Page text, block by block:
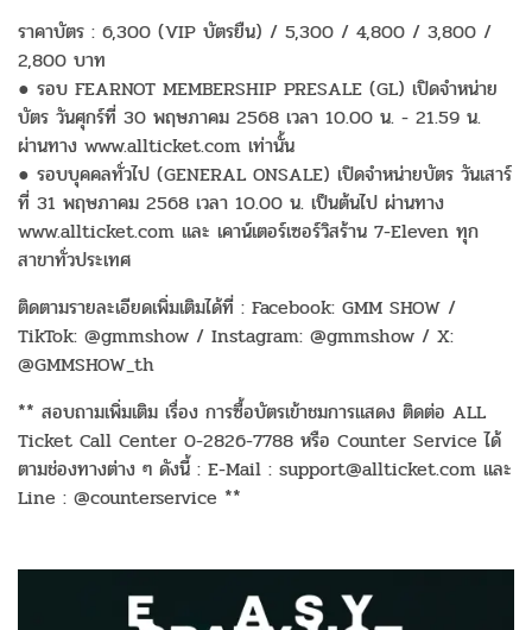
ราคาบัตร : 6,300 (VIP บัตรยืน) / 5,300 / 4,800 / 3,800 /
2,800 บาท
● รอบ FEARNOT MEMBERSHIP PRESALE (GL) เปิดจำหน่าย
บัตร วันศุกร์ที่ 30 พฤษภาคม 2568 เวลา 10.00 น. - 21.59 น.
ผ่านทาง www.allticket.com เท่านั้น
● รอบบุคคลทั่วไป (GENERAL ONSALE) เปิดจำหน่ายบัตร วันเสาร์
ที่ 31 พฤษภาคม 2568 เวลา 10.00 น. เป็นต้นไป ผ่านทาง
www.allticket.com และ เคาน์เตอร์เซอร์วิสร้าน 7-Eleven ทุก
สาขาทั่วประเทศ
ติดตามรายละเอียดเพิ่มเติมได้ที่ : Facebook: GMM SHOW /
TikTok: @gmmshow / Instagram: @gmmshow / X:
@GMMSHOW_th
** สอบถามเพิ่มเติม เรื่อง การซื้อบัตรเข้าชมการแสดง ติดต่อ ALL
Ticket Call Center 0-2826-7788 หรือ Counter Service ได้
ตามช่องทางต่าง ๆ ดังนี้ : E-Mail : support@allticket.com และ
Line : @counterservice **